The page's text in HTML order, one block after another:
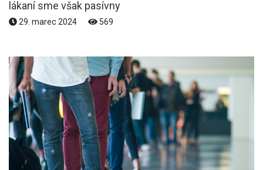
lákaní sme však pasívny
29. marec 2024 569